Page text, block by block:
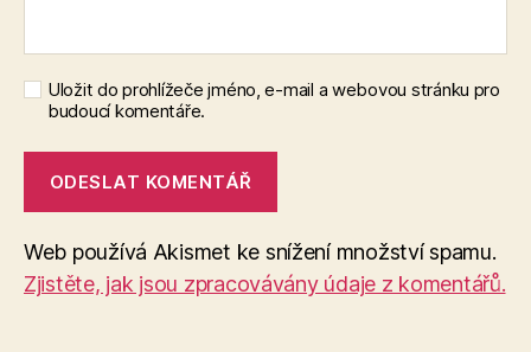
Uložit do prohlížeče jméno, e-mail a webovou stránku pro
budoucí komentáře.
Web používá Akismet ke snížení množství spamu.
Zjistěte, jak jsou zpracovávány údaje z komentářů.